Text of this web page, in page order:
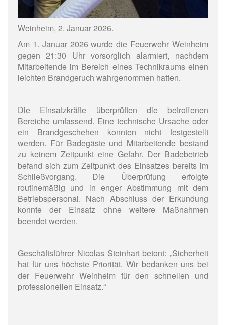
Weinheim, 2. Januar 2026.
Am 1. Januar 2026 wurde die Feuerwehr Weinheim
gegen 21:30 Uhr vorsorglich alarmiert, nachdem
Mitarbeitende im Bereich eines Technikraums einen
leichten Brandgeruch wahrgenommen hatten.
Die Einsatzkräfte überprüften die betroffenen
Bereiche umfassend. Eine technische Ursache oder
ein Brandgeschehen konnten nicht festgestellt
werden. Für Badegäste und Mitarbeitende bestand
zu keinem Zeitpunkt eine Gefahr. Der Badebetrieb
befand sich zum Zeitpunkt des Einsatzes bereits im
Schließvorgang. Die Überprüfung erfolgte
routinemäßig und in enger Abstimmung mit dem
Betriebspersonal. Nach Abschluss der Erkundung
konnte der Einsatz ohne weitere Maßnahmen
beendet werden.
Geschäftsführer Nicolas Steinhart betont: „Sicherheit
hat für uns höchste Priorität. Wir bedanken uns bei
der Feuerwehr Weinheim für den schnellen und
professionellen Einsatz.“